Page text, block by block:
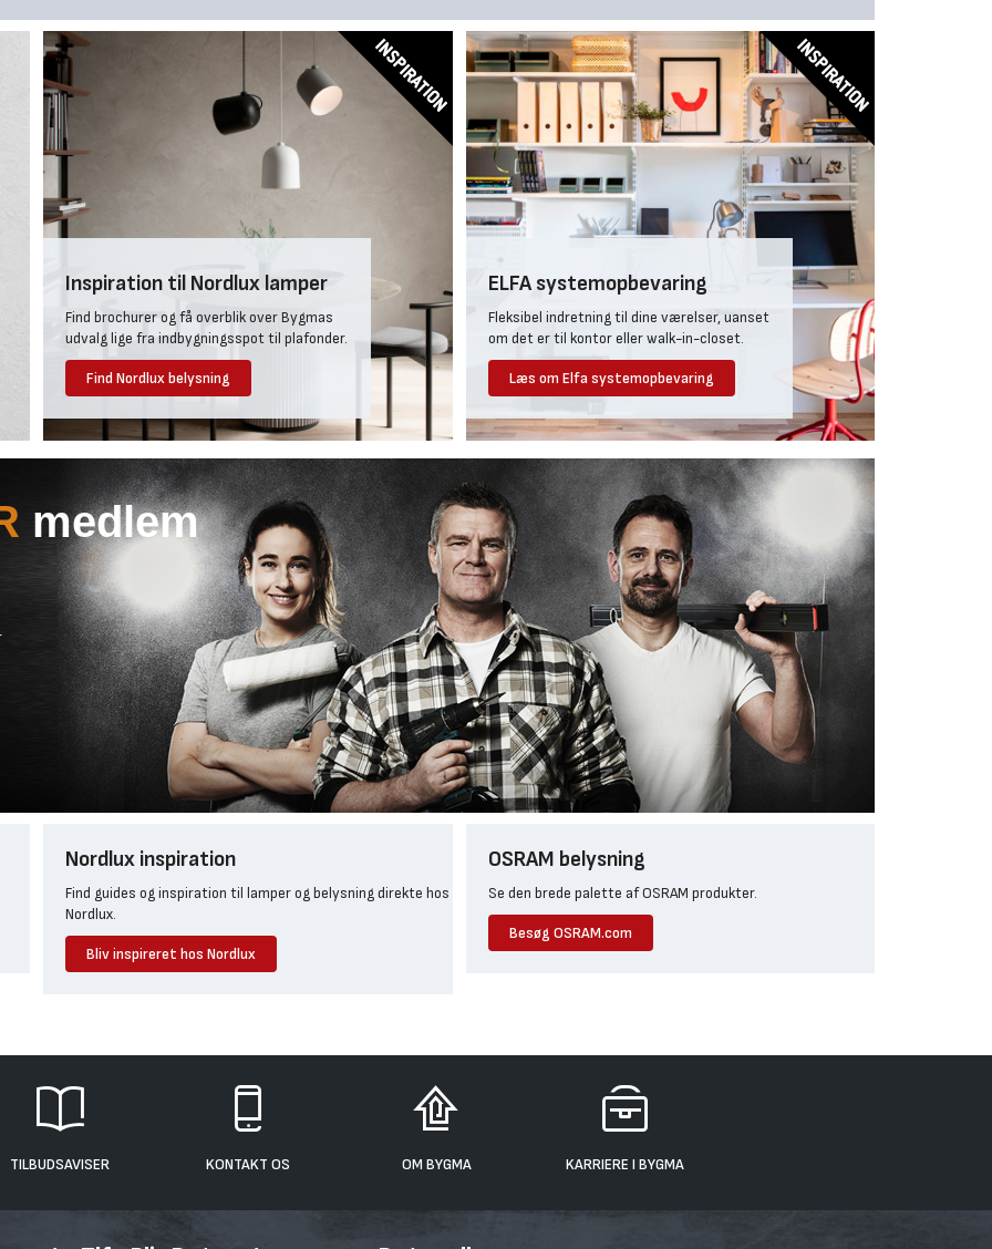
inspirere til valg af Nordlux
kan du også hente
Uanset type bidrager lamper til generelt oplysning af dine værelser. Typisk er det lofts-
og væglamper, der varetager hverdangens belysning af værelserne, men en bordlampe
kan sagtens bidrage til den generelle belysning i hjemme.
Især bordlamper med lyse skærme spreder lyset godt og bidrager til den generelle
belysning - her skal du dog eksperimentere lidt med pærens lysstyrke. En for stærk pære
kan også gøre lampens udstråling ubehagelig.
Pynt og hyggebelysning
Selvom vi på Bygma.dk fokuserer på funktionelle bordlamper til kontorbordet, er mange af
Uanset om du vælger Nordlux Alanis, Caché eller Bretagne får smuk og hyggelig belysning
fra reoler, borde og hylder i dine værelser.
Inspiration til Nordlux lamper
Find brochurer og få overblik over Bygmas
udvalg lige fra indbygningsspot til plafonder.
Find Nordlux belysning
ELFA systemopbevaring
Fleksibel indretning til dine værelser, uanset
om det er til kontor eller walk-in-closet.
Læs om Elfa systemopbevaring
medlem
Nordlux inspiration
Find guides og inspiration til lamper og belysning direkte hos
Nordlux.
Bliv inspireret hos Nordlux
OSRAM belysning
Se den brede palette af OSRAM produkter.
Besøg OSRAM.com
TILBUDSAVISER KONTAKT OS OM BYGMA KARRIERE I BYGMA